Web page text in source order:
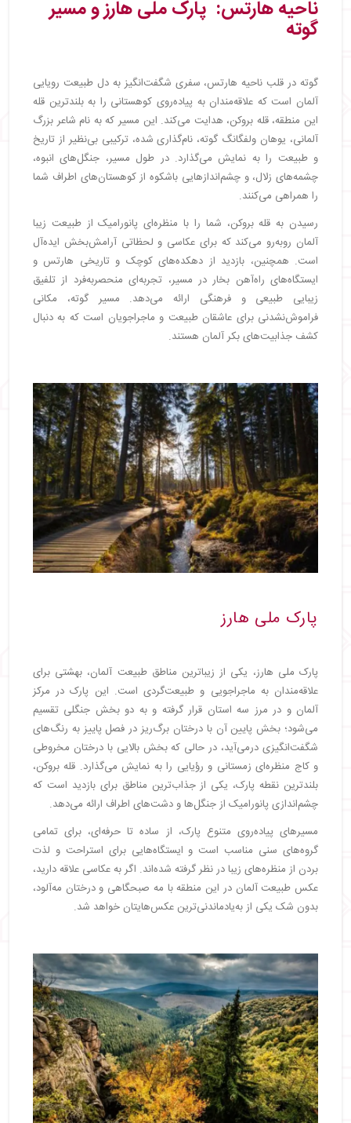
ناحیه هارتس: پارک ملی هارز و مسیر
گوته
گوته در قلب ناحیه هارتس، سفری شگفت‌انگیز به دل طبیعت رویایی
آلمان است که علاقه‌مندان به پیاده‌روی کوهستانی را به بلندترین قله
این منطقه، قله بروکن، هدایت می‌کند. این مسیر که به نام شاعر بزرگ
آلمانی، یوهان ولفگانگ گوته، نام‌گذاری شده، ترکیبی بی‌نظیر از تاریخ
و طبیعت را به نمایش می‌گذارد. در طول مسیر، جنگل‌های انبوه،
چشمه‌های زلال، و چشم‌اندازهایی باشکوه از کوهستان‌های اطراف شما
را همراهی می‌کنند.
رسیدن به قله بروکن، شما را با منظره‌ای پانورامیک از طبیعت زیبا
آلمان روبه‌رو می‌کند که برای عکاسی و لحظاتی آرامش‌بخش ایده‌آل
است. همچنین، بازدید از دهکده‌های کوچک و تاریخی هارتس و
ایستگاه‌های راه‌آهن بخار در مسیر، تجربه‌ای منحصربه‌فرد از تلفیق
زیبایی طبیعی و فرهنگی ارائه می‌دهد. مسیر گوته، مکانی
فراموش‌نشدنی برای عاشقان طبیعت و ماجراجویان است که به دنبال
کشف جذابیت‌های بکر آلمان هستند.
پارک ملی هارز
پارک ملی هارز، یکی از زیباترین مناطق طبیعت آلمان، بهشتی برای
علاقه‌مندان به ماجراجویی و طبیعت‌گردی است. این پارک در مرکز
آلمان و در مرز سه استان قرار گرفته و به دو بخش جنگلی تقسیم
می‌شود؛ بخش پایین آن با درختان برگ‌ریز در فصل پاییز به رنگ‌های
شگفت‌انگیزی درمی‌آید، در حالی که بخش بالایی با درختان مخروطی
و کاج منظره‌ای زمستانی و رؤیایی را به نمایش می‌گذارد. قله بروکن،
بلندترین نقطه پارک، یکی از جذاب‌ترین مناطق برای بازدید است که
چشم‌اندازی پانورامیک از جنگل‌ها و دشت‌های اطراف ارائه می‌دهد.
مسیرهای پیاده‌روی متنوع پارک، از ساده تا حرفه‌ای، برای تمامی
گروه‌های سنی مناسب است و ایستگاه‌هایی برای استراحت و لذت
بردن از منظره‌های زیبا در نظر گرفته شده‌اند. اگر به عکاسی علاقه دارید،
عکس طبیعت آلمان در این منطقه با مه صبحگاهی و درختان مه‌آلود،
بدون شک یکی از به‌یادماندنی‌ترین عکس‌هایتان خواهد شد.